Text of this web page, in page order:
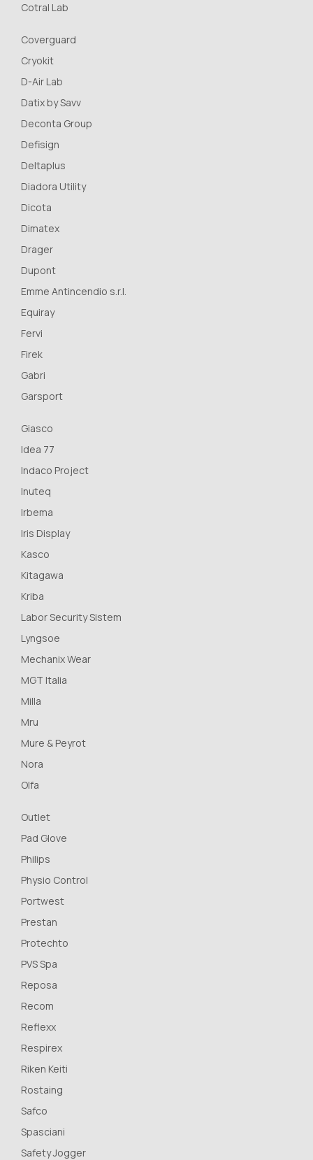
Cotral Lab
Coverguard
Cryokit
D-Air Lab
Datix by Savv
Deconta Group
Defisign
Deltaplus
Diadora Utility
Dicota
Dimatex
Drager
Dupont
Emme Antincendio s.r.l.
Equiray
Fervi
Firek
Gabri
Garsport
Giasco
Idea 77
Indaco Project
Inuteq
Irbema
Iris Display
Kasco
Kitagawa
Kriba
Labor Security Sistem
Lyngsoe
Mechanix Wear
MGT Italia
Milla
Mru
Mure & Peyrot
Nora
Olfa
Outlet
Pad Glove
Philips
Physio Control
Portwest
Prestan
Protechto
PVS Spa
Reposa
Recom
Reflexx
Respirex
Riken Keiti
Rostaing
Safco
Spasciani
Safety Jogger